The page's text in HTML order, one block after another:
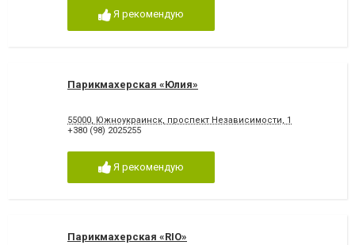
Я рекомендую
Парикмахерская «Юлия»
55000, Южноукраинск, проспект Независимости, 1
+380 (98) 2025255
Я рекомендую
Парикмахерская «RIO»